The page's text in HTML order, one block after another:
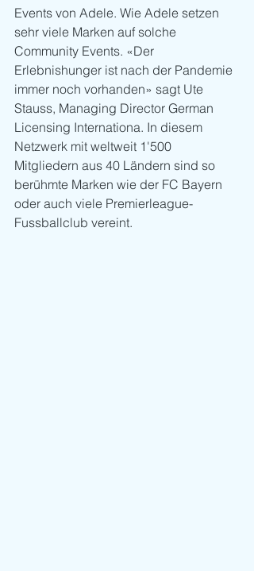
Events von Adele. Wie Adele setzen
sehr viele Marken auf solche
Community Events. «Der
Erlebnishunger ist nach der Pandemie
immer noch vorhanden» sagt Ute
Stauss, Managing Director German
Licensing Internationa. In diesem
Netzwerk mit weltweit 1'500
Mitgliedern aus 40 Ländern sind so
berühmte Marken wie der FC Bayern
oder auch viele Premierleague-
Fussballclub vereint.